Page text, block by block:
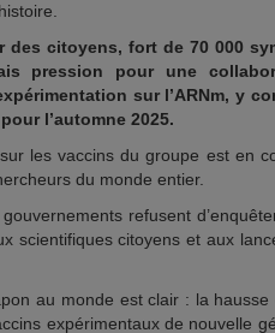
des citoyens, fort de 70 000
pression pour une
sur l’ARNm, y
l’automne 2025.
sur les vaccins du groupe est en
du monde entier.
refusent
scientifiques citoyens et aux
au monde est clair : la
expérimentaux de nouvelle